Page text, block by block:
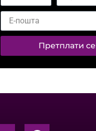
Претплати